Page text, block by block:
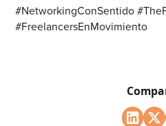
#NetworkingConSentido
#FreelancersEnMovimiento